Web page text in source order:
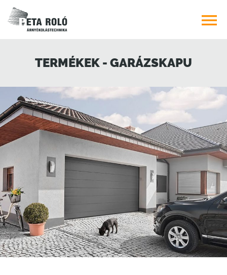

TERMÉKEK - GARÁZSKAPU